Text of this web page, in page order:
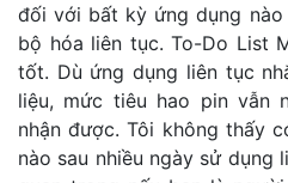
đối với bất kỳ ứng dụng nào
bộ hóa liên tục. To-Do List
tốt. Dù ứng dụng liên tục
liệu, mức tiêu hao pin vẫn
nhận được. Tôi không thấy
nào sau nhiều ngày sử dụng